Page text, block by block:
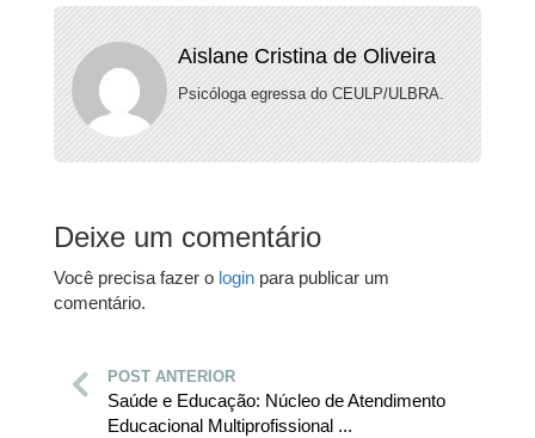
Aislane Cristina de Oliveira
Psicóloga egressa do CEULP/ULBRA.
Deixe um comentário
Você precisa fazer o login para publicar um
comentário.
POST ANTERIOR
Saúde e Educação: Núcleo de Atendimento
Educacional Multiprofissional ...